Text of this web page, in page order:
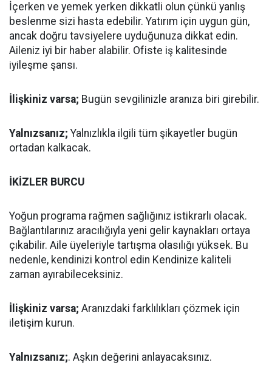
İçerken ve yemek yerken dikkatli olun çünkü yanlış
beslenme sizi hasta edebilir. Yatırım için uygun gün,
ancak doğru tavsiyelere uyduğunuza dikkat edin.
Aileniz iyi bir haber alabilir. Ofiste iş kalitesinde
iyileşme şansı.
İlişkiniz varsa; Bugün sevgilinizle aranıza biri girebilir.
Yalnızsanız; Yalnızlıkla ilgili tüm şikayetler bugün
ortadan kalkacak.
İKİZLER BURCU
Yoğun programa rağmen sağlığınız istikrarlı olacak.
Bağlantılarınız aracılığıyla yeni gelir kaynakları ortaya
çıkabilir. Aile üyeleriyle tartışma olasılığı yüksek. Bu
nedenle, kendinizi kontrol edin Kendinize kaliteli
zaman ayırabileceksiniz.
İlişkiniz varsa; Aranızdaki farklılıkları çözmek için
iletişim kurun.
Yalnızsanız;. Aşkın değerini anlayacaksınız.